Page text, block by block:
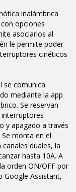
inalámbrica
opciones
asociarlos al
le permite poder
cinéticos
se comunica
mediante la app
Se reservan
y apagado a través
monta en el
duales, la
hasta 10A. A
orden ON/OFF por
Google Assistant,